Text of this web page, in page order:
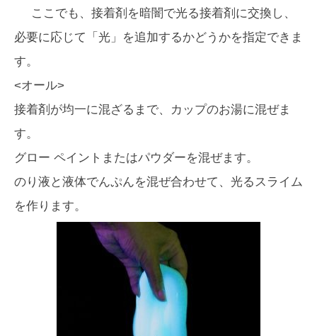
ここでも、接着剤を暗闇で光る接着剤に交換し、
必要に応じて「光」を追加するかどうかを指定できま
す。
<オール>
接着剤が均一に混ざるまで、カップのお湯に混ぜま
す。
グロー ペイントまたはパウダーを混ぜます。
のり液と液体でんぷんを混ぜ合わせて、光るスライム
を作ります。